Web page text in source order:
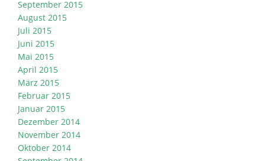
September 2015
August 2015
Juli 2015
Juni 2015
Mai 2015
April 2015
März 2015
Februar 2015
Januar 2015
Dezember 2014
November 2014
Oktober 2014